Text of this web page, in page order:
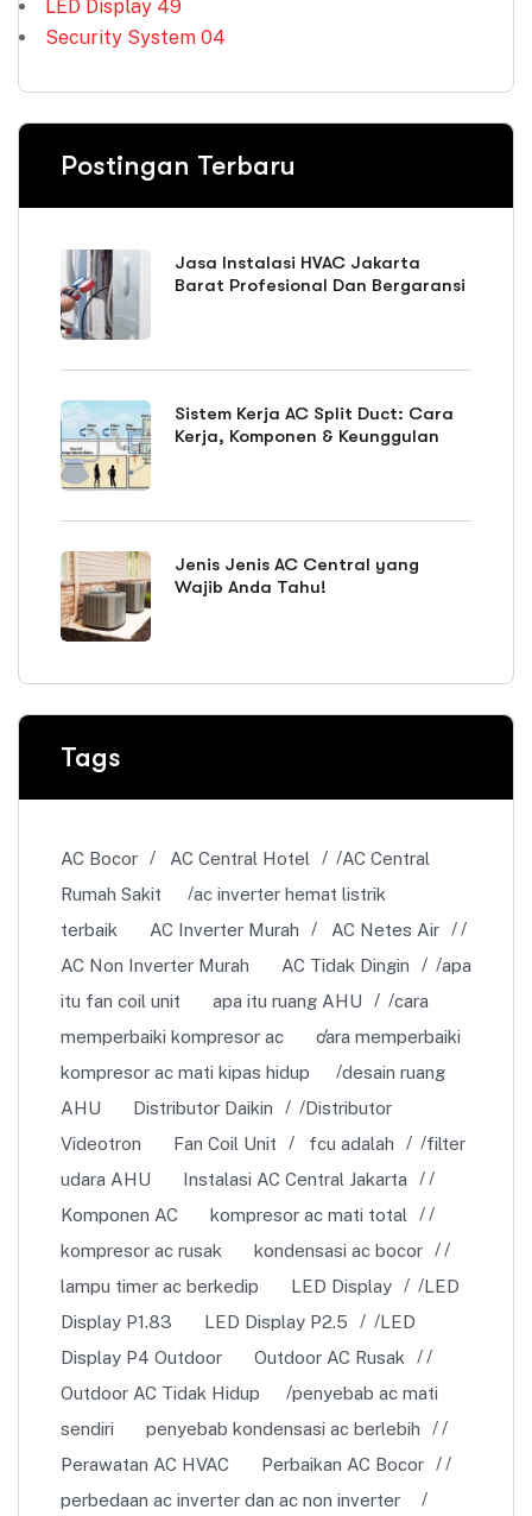
LED Display 49
Security System 04
Postingan Terbaru
Jasa Instalasi HVAC Jakarta
Barat Profesional Dan Bergaransi
Sistem Kerja AC Split Duct: Cara
Kerja, Komponen & Keunggulan
Jenis Jenis AC Central yang
Wajib Anda Tahu!
Tags
AC Bocor AC Central Hotel
AC Central
Rumah Sakit
ac inverter hemat listrik
terbaik
AC Inverter Murah
AC Netes Air
AC Non Inverter Murah
AC Tidak Dingin
apa
itu fan coil unit
apa itu ruang AHU
cara
memperbaiki kompresor ac
cara memperbaiki
kompresor ac mati kipas hidup
desain ruang
AHU
Distributor Daikin
Distributor
Videotron
Fan Coil Unit fcu adalah
filter
udara AHU
Instalasi AC Central Jakarta
Komponen AC
kompresor ac mati total
kompresor ac rusak
kondensasi ac bocor
lampu timer ac berkedip
LED Display
LED
Display P1.83
LED Display P2.5
LED
Display P4 Outdoor
Outdoor AC Rusak
Outdoor AC Tidak Hidup
penyebab ac mati
sendiri
penyebab kondensasi ac berlebih
Perawatan AC HVAC
Perbaikan AC Bocor
perbedaan ac inverter dan ac non inverter